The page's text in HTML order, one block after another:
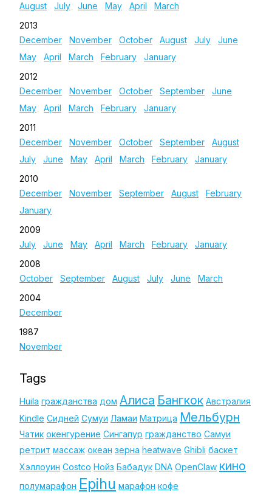
August
July June May April
March
2013
December
November October August July
June
May
April March February
January
2012
December
November October September
June
May
April March February
January
2011
December
November October September
August
July
June May April March February
January
2010
December
November September August
February
January
2009
July
June May April March February
January
2008
October
September August July June
March
2004
December
1987
November
Tags
Huila гражданства дом Алиса Бангкок Австралия
Kindle Сидней Сумуи Ламаи Матрица Мельбурн
Чатик окенгурение Сингапур гражданство Самуи
ретрит массаж океан зерна heatwave Ghibli баскет
Хэллоуин Costco Нойз Бабадук DNA OpenClaw кино
полумарафон Epihu марафон кофе